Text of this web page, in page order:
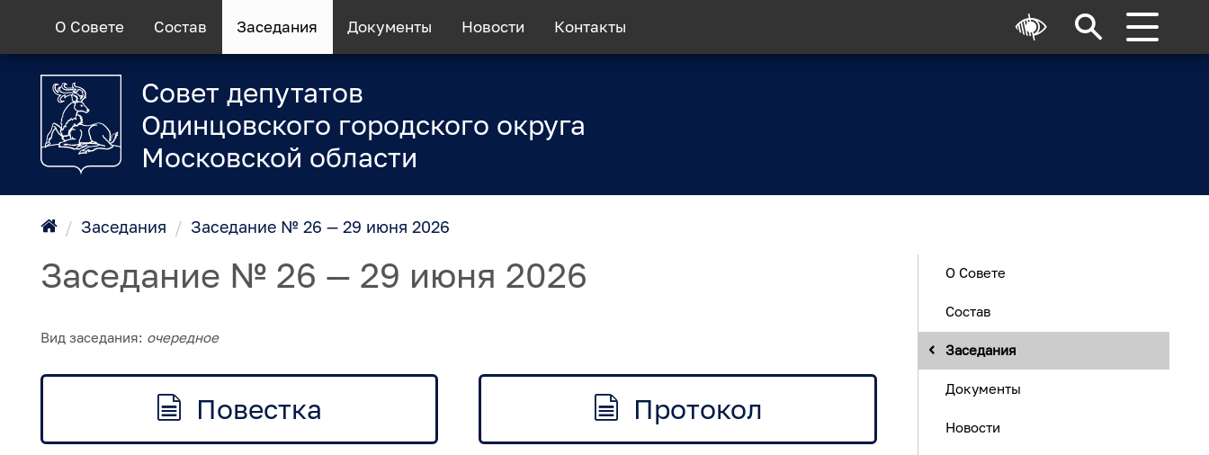
О Совете Состав Заседания Документы Новости Контакты
Совет депутатов
Одинцовского городского округа
Московской области
/ Заседания / Заседание № 26 — 29 июня 2026
Заседание № 26 — 29 июня 2026
Вид заседания: очередное
Повестка Протокол
О Совете
Состав
Заседания
Документы
Новости